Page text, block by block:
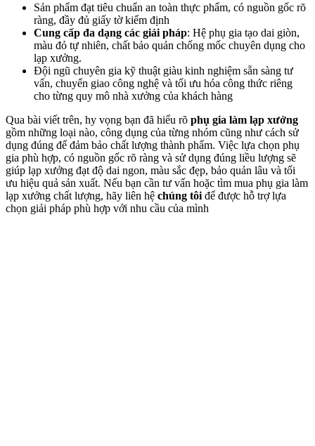
Sản phẩm đạt tiêu chuẩn an toàn thực phẩm, có nguồn gốc rõ
ràng, đầy đủ giấy tờ kiểm định
Cung cấp đa dạng các giải pháp: Hệ phụ gia tạo dai giòn,
màu đỏ tự nhiên, chất bảo quản chống mốc chuyên dụng cho
lạp xưởng.
Đội ngũ chuyên gia kỹ thuật giàu kinh nghiệm sẵn sàng tư
vấn, chuyển giao công nghệ và tối ưu hóa công thức riêng
cho từng quy mô nhà xưởng của khách hàng
Qua bài viết trên, hy vọng bạn đã hiểu rõ phụ gia làm lạp xưởng
gồm những loại nào, công dụng của từng nhóm cũng như cách sử
dụng đúng để đảm bảo chất lượng thành phẩm. Việc lựa chọn phụ
gia phù hợp, có nguồn gốc rõ ràng và sử dụng đúng liều lượng sẽ
giúp lạp xưởng đạt độ dai ngon, màu sắc đẹp, bảo quản lâu và tối
ưu hiệu quả sản xuất. Nếu bạn cần tư vấn hoặc tìm mua phụ gia làm
lạp xưởng chất lượng, hãy liên hệ chúng tôi để được hỗ trợ lựa
chọn giải pháp phù hợp với nhu cầu của mình